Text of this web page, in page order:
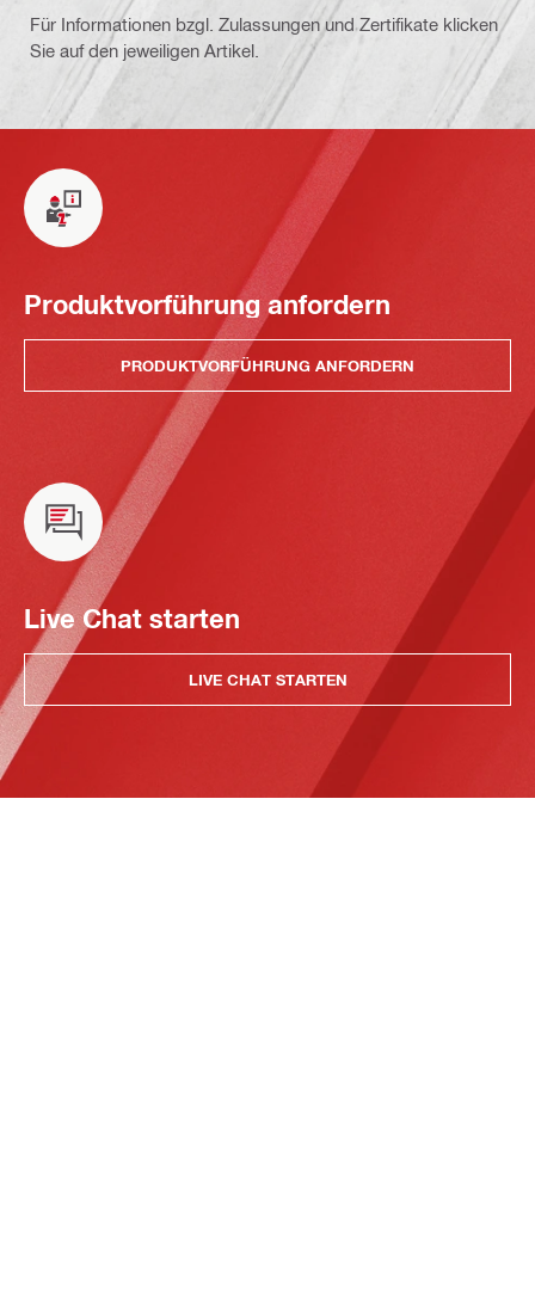
Für Informationen bzgl. Zulassungen und Zertifikate klicken
Sie auf den jeweiligen Artikel.
Produktvorführung anfordern
PRODUKTVORFÜHRUNG ANFORDERN
Live Chat starten
LIVE CHAT STARTEN